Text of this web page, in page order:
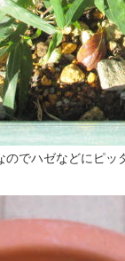
のでハゼなどにピッ